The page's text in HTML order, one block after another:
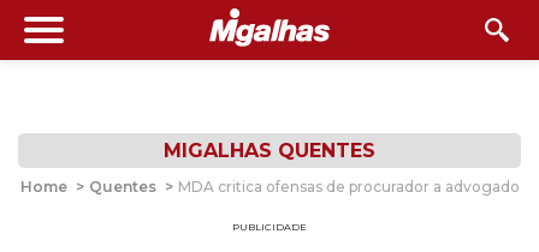
MIGALHAS QUENTES
Home > Quentes > MDA critica ofensas de procurador a advogado
PUBLICIDADE